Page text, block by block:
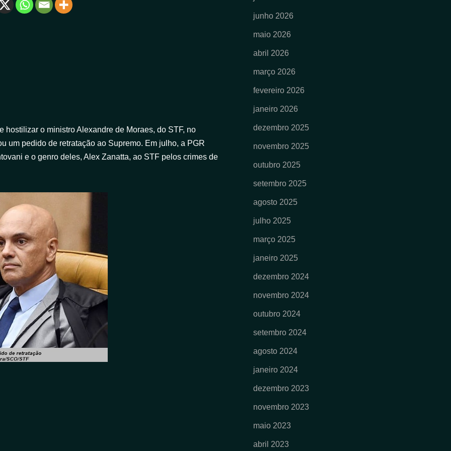
hostilizar o ministro Alexandre de Moraes, do STF, no
um pedido de retratação ao Supremo. Em julho, a PGR
e o genro deles, Alex Zanatta, ao STF pelos crimes de
junho 2026
maio 2026
abril 2026
março 2026
fevereiro 2026
janeiro 2026
dezembro 2025
novembro 2025
outubro 2025
setembro 2025
agosto 2025
julho 2025
março 2025
janeiro 2025
dezembro 2024
novembro 2024
outubro 2024
setembro 2024
agosto 2024
janeiro 2024
dezembro 2023
novembro 2023
maio 2023
abril 2023